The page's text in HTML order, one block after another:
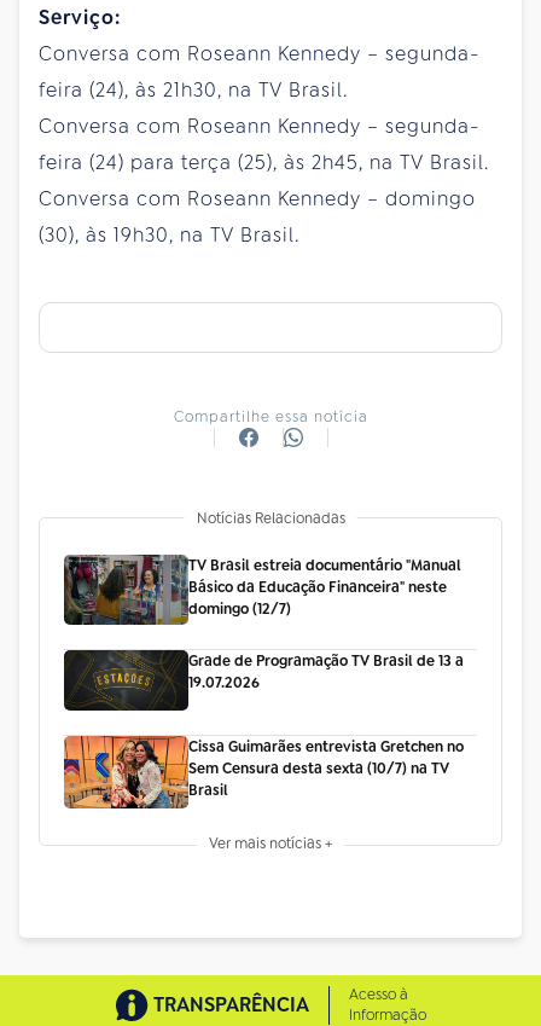
Serviço:
Conversa com Roseann Kennedy – segunda-
feira (24), às 21h30, na TV Brasil.
Conversa com Roseann Kennedy – segunda-
feira (24) para terça (25), às 2h45, na TV Brasil.
Conversa com Roseann Kennedy – domingo
(30), às 19h30, na TV Brasil.
Compartilhe essa notícia
Notícias Relacionadas
TV Brasil estreia documentário "Manual
Básico da Educação Financeira" neste
domingo (12/7)
Grade de Programação TV Brasil de 13 a
19.07.2026
Cissa Guimarães entrevista Gretchen no
Sem Censura desta sexta (10/7) na TV
Brasil
Ver mais notícias +
TRANSPARÊNCIA
Acesso à
Informação